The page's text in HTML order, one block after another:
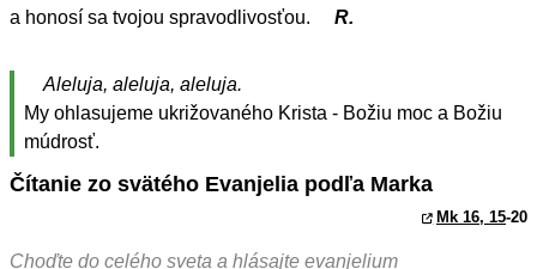
a honosí sa tvojou spravodlivosťou.
R.
Aleluja, aleluja, aleluja.
My ohlasujeme ukrižovaného Krista - Božiu moc a Božiu
múdrosť.
Čítanie zo svätého Evanjelia podľa Marka
Mk 16, 15-20
Choďte do celého sveta a hlásajte evanjelium